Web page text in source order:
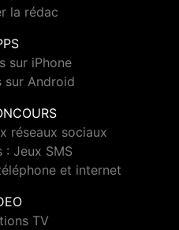
la rédac
sur iPhone
sur Android
réseaux sociaux
: Jeux SMS
et internet
TV